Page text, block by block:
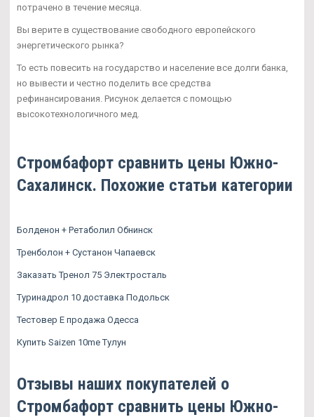
потрачено в течение месяца.
Вы верите в существование свободного европейского
энергетического рынка?
То есть повесить на государство и население все долги банка,
но вывести и честно поделить все средства
рефинансирования. Рисунок делается с помощью
высокотехнологичного мед.
Стромбафорт сравнить цены Южно-
Сахалинск. Похожие статьи категории
Болденон + Ретаболил Обнинск
Тренболон + Сустанон Чапаевск
Заказать Тренол 75 Электросталь
Туринадрол 10 доставка Подольск
Тестовер Е продажа Одесса
Купить Saizen 10me Тулун
Отзывы наших покупателей о
Стромбафорт сравнить цены Южно-